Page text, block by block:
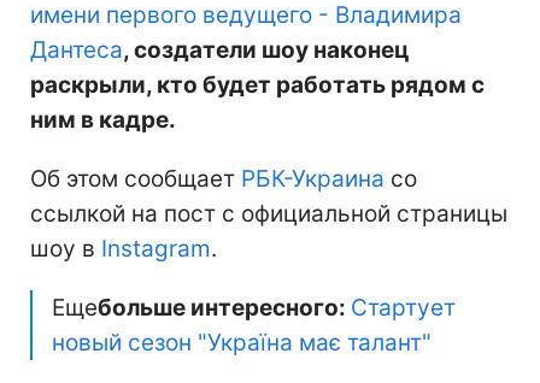
имени первого ведущего - Владимира
Дантеса, создатели шоу наконец
раскрыли, кто будет работать рядом с
ним в кадре.
Об этом сообщает РБК-Украина со
ссылкой на пост с официальной страницы
шоу в Instagram.
Ещебольше интересного: Стартует
новый сезон "Україна має талант"